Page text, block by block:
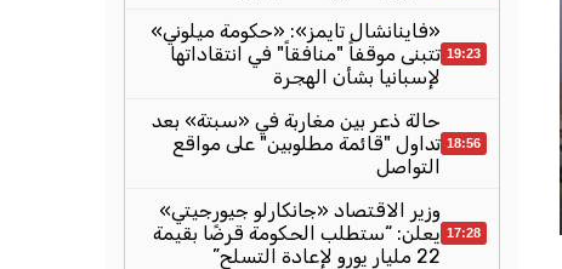
19:23
«فاينانشال تايمز»: «حكومة ميلوني»
تتبنى موقفاً "منافقاً" في انتقاداتها
لإسبانيا بشأن الهجرة
18:56
حالة ذعر بين مغاربة في «سبتة» بعد
تداول "قائمة مطلوبين" على مواقع
التواصل
17:28
وزير الاقتصاد «جانكارلو جيورجيتي»
يعلن: “ستطلب الحكومة قرضًا بقيمة
22 مليار يورو لإعادة التسلح”